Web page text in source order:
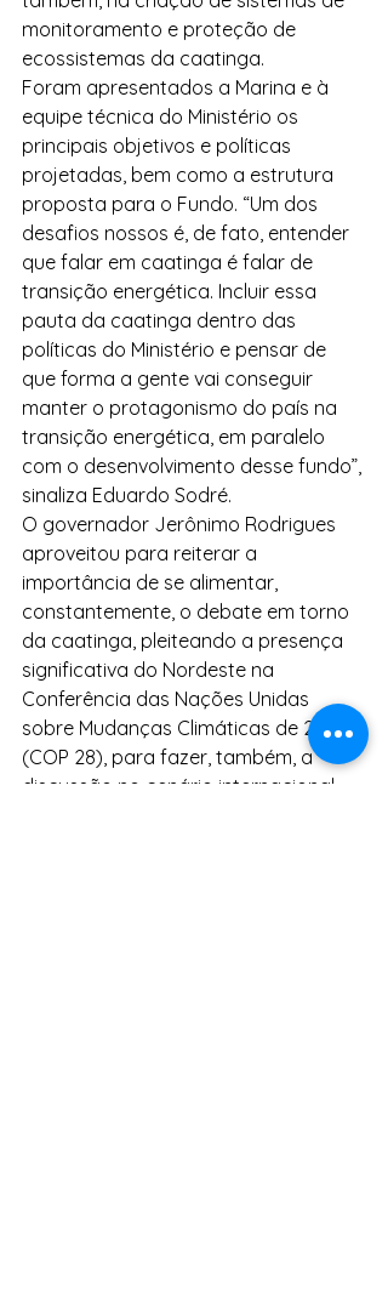
monitoramento e proteção de
ecossistemas da caatinga.
Foram apresentados a Marina e à
equipe técnica do Ministério os
principais objetivos e políticas
projetadas, bem como a estrutura
proposta para o Fundo. “Um dos
desafios nossos é, de fato, entender
que falar em caatinga é falar de
transição energética. Incluir essa
pauta da caatinga dentro das
políticas do Ministério e pensar de
que forma a gente vai conseguir
manter o protagonismo do país na
transição energética, em paralelo
com o desenvolvimento desse fundo”,
sinaliza Eduardo Sodré.
O governador Jerônimo Rodrigues
aproveitou para reiterar a
importância de se alimentar,
constantemente, o debate em torno
da caatinga, pleiteando a presença
significativa do Nordeste na
Conferência das Nações Unidas
sobre Mudanças Climáticas de 2023
(COP 28), para fazer, também, a
discussão no cenário internacional.